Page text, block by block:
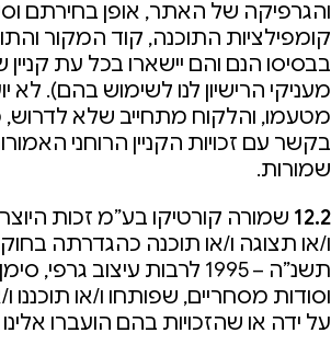
והגרפיקה של האתר, אופן בחירתם
קומפילציות התוכנה, קוד המקור
בבסיסו הנם והם יישארו בכל עת
מעניקי הרישיון לנו לשימוש בהם). לא
מטעמו, והלקוח מתחייב שלא לדרוש,
בקשר עם זכויות הקניין הרוחני
שמורות.
12.2 שמורה קורטיקו בע”מ זכות
ו/או תצוגה ו/או תוכנה כהגדרתה
תשנ”ה – 1995 לרבות עיצוב
וסודות מסחריים, שפותחו ו/או תוכננו ו/
על ידה או שהזכויות בהם הועברו